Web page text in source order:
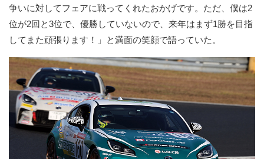
争いに対してフェアに戦ってくれたおかげです。ただ、僕は2
位が2回と3位で、優勝していないので、来年はまず1勝を目指
してまた頑張ります！」と満面の笑顔で語っていた。